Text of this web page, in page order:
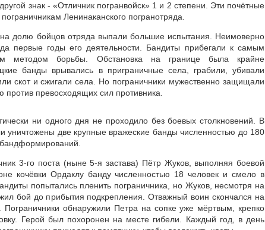
знак - «Отличник погранвойск» 1 и 2 степени. Эти почётные
Ленинаканского погранотряда.
долю бойцов отряда выпали большие испытания. Неимоверно
первые годы его деятельности. Бандиты прибегали к самым
методом борьбы. Обстановка на границе была крайне
банды врывались в приграничные села, грабили, убивали
скот и сжигали села. Но пограничники мужественно защищали
против превосходящих сил противника.
ни одного дня не проходило без боевых столкновений. В
уничтожены две крупные вражеские банды численностью до 180
3-го поста (ныне 5-я застава) Пётр Жуков, выполняя боевой
кочёвки Ордаклу банду численностью 18 человек и смело в
попытались пленить пограничника, но Жуков, несмотря на
бой до прибытия подкрепления. Отважный воин скончался на
Пограничники обнаружили Петра на сопке уже мёртвым, крепко
Герой был похоронен на месте гибели. Каждый год, в день